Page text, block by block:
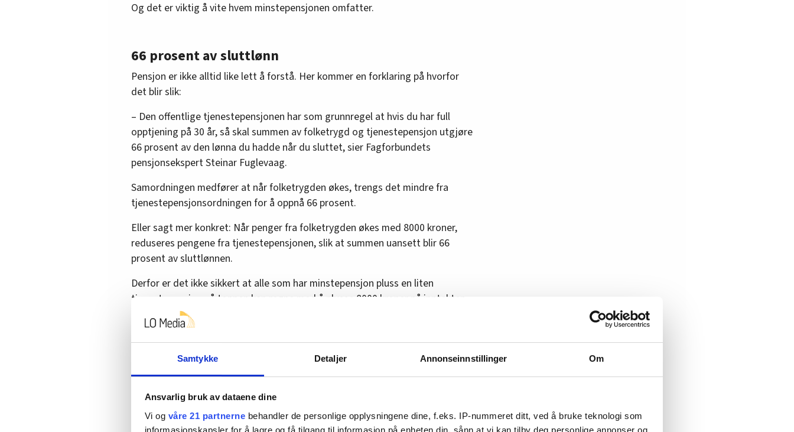
Samtykke Detaljer Annonseinnstillinger Om
Ansvarlig bruk av dataene dine
Vi og våre 21 partnerne behandler de personlige opplysningene dine, f.eks. IP-nummeret ditt, ved å bruke teknologi som
informasjonskapsler for å lagre og få tilgang til informasjon på enheten din, sånn at vi kan tilby deg personlige annonser og
Og det er viktig å vite hvem minstepensjonen omfatter.
66 prosent av sluttlønn
Pensjon er ikke alltid like lett å forstå. Her kommer en forklaring på hvorfor
det blir slik:
– Den offentlige tjenestepensjonen har som grunnregel at hvis du har full
opptjening på 30 år, så skal summen av folketrygd og tjenestepensjon utgjøre
66 prosent av den lønna du hadde når du sluttet, sier Fagforbundets
pensjonsekspert Steinar Fuglevaag.
Samordningen medfører at når folketrygden økes, trengs det mindre fra
tjenestepensjonsordningen for å oppnå 66 prosent.
Eller sagt mer konkret: Når penger fra folketrygden økes med 8000 kroner,
reduseres pengene fra tjenestepensjonen, slik at summen uansett blir 66
prosent av sluttlønnen.
Derfor er det ikke sikkert at alle som har minstepensjon pluss en liten
tjenestepensjon på toppen kan regne med å plusse 8000 kroner på inntekten
sin.
Hvem gjelder dette? Det kommer vi tilbake til lenger ned i saken.
Først litt omhvorfor
Når folketrygden dekker omtrent alt